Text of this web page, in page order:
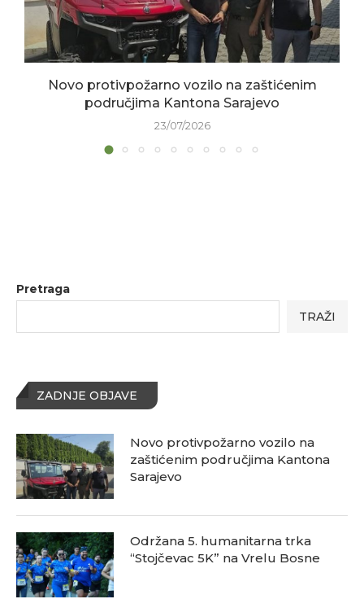
Novo protivpožarno vozilo na zaštićenim
područjima Kantona Sarajevo
23/07/2026
Pretraga
TRAŽI
ZADNJE OBJAVE
Novo protivpožarno vozilo na
zaštićenim područjima Kantona
Sarajevo
Održana 5. humanitarna trka
“Stojčevac 5K” na Vrelu Bosne